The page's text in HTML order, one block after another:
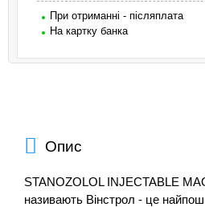
При отриманні - післяплата
На картку банка
Опис
STANOZOLOL INJECTABLE
називають Вінстрол - це